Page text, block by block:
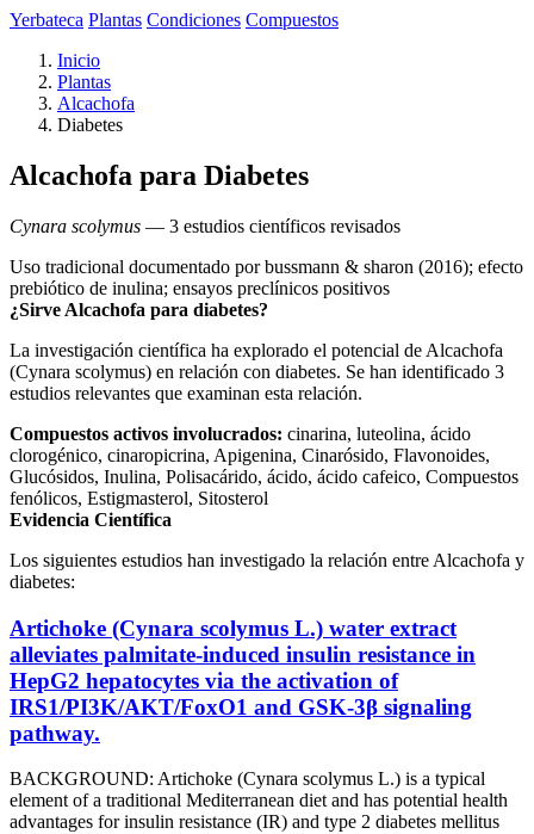
Yerbateca Plantas Condiciones Compuestos
Inicio
Plantas
Alcachofa
Diabetes
Alcachofa para Diabetes
Cynara scolymus — 3 estudios científicos revisados
Uso tradicional documentado por bussmann & sharon (2016); efecto
prebiótico de inulina; ensayos preclínicos positivos
¿Sirve Alcachofa para diabetes?
La investigación científica ha explorado el potencial de Alcachofa
(Cynara scolymus) en relación con diabetes. Se han identificado 3
estudios relevantes que examinan esta relación.
Compuestos activos involucrados: cinarina, luteolina, ácido
clorogénico, cinaropicrina, Apigenina, Cinarósido, Flavonoides,
Glucósidos, Inulina, Polisacárido, ácido, ácido cafeico, Compuestos
fenólicos, Estigmasterol, Sitosterol
Evidencia Científica
Los siguientes estudios han investigado la relación entre Alcachofa y
diabetes:
Artichoke (Cynara scolymus L.) water extract
alleviates palmitate-induced insulin resistance in
HepG2 hepatocytes via the activation of
IRS1/PI3K/AKT/FoxO1 and GSK-3β signaling
pathway.
BACKGROUND: Artichoke (Cynara scolymus L.) is a typical
element of a traditional Mediterranean diet and has potential health
advantages for insulin resistance (IR) and type 2 diabetes mellitus